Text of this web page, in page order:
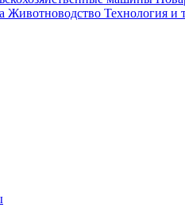
Животноводство Технология и